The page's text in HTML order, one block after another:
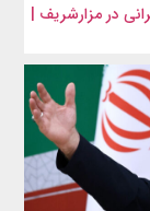
ایرانی در مزارشریف |